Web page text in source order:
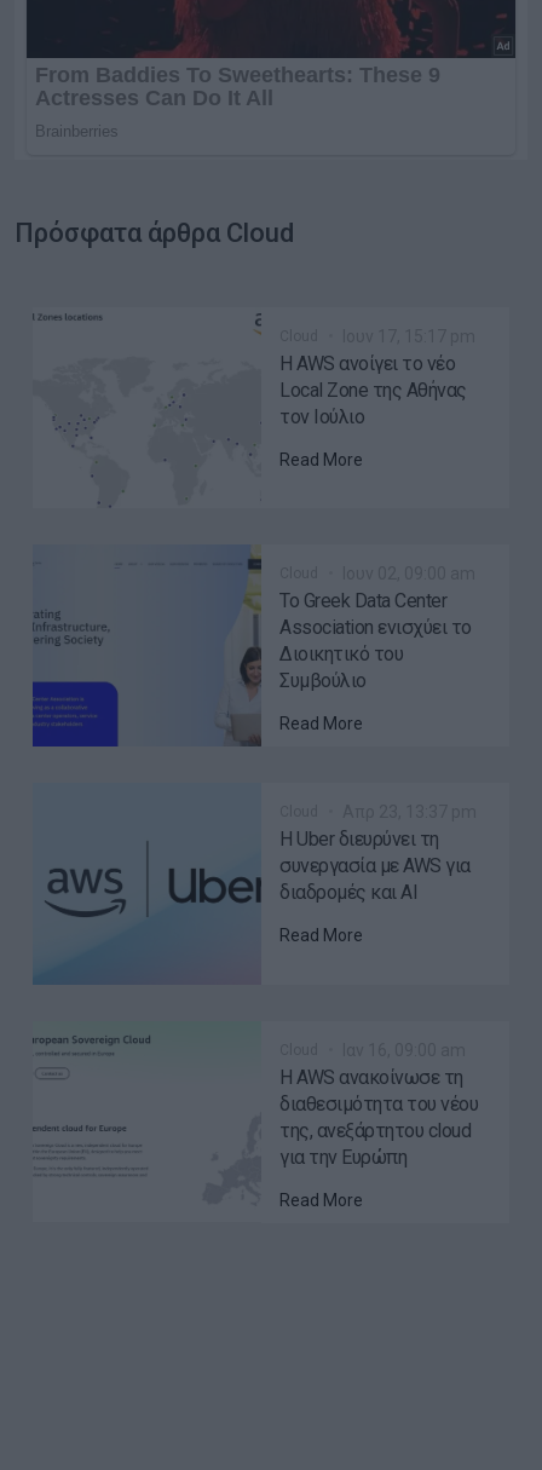
Πρόσφατα άρθρα Cloud
Η AWS ανοίγει το νέο
Local Zone της Αθήνας
τον Ιούλιο
Read More
Το Greek Data Center
Association ενισχύει το
Διοικητικό του
Συμβούλιο
Read More
Η Uber διευρύνει τη
συνεργασία με AWS για
διαδρομές και AI
Read More
Η AWS ανακοίνωσε τη
διαθεσιμότητα του νέου
της, ανεξάρτητου cloud
για την Ευρώπη
Read More